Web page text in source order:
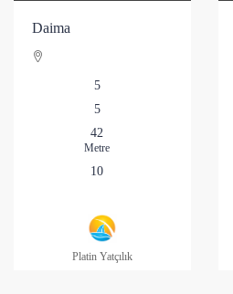
Daima
5
5
42
Metre
10
Platin Yatçılık